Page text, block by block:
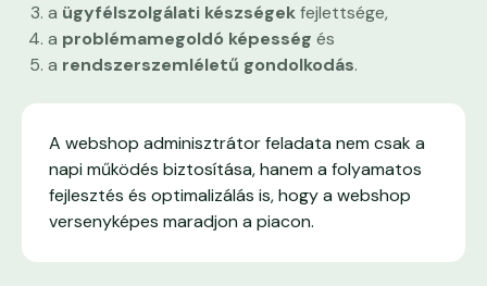
a ügyfélszolgálati készségekfejlettsége,
a problémamegoldó képesség és
a rendszerszemléletű gondolkodás.
A webshop adminisztrátor feladata nem csak a
napi működés biztosítása, hanem a folyamatos
fejlesztés és optimalizálás is, hogy a webshop
versenyképes maradjon a piacon.